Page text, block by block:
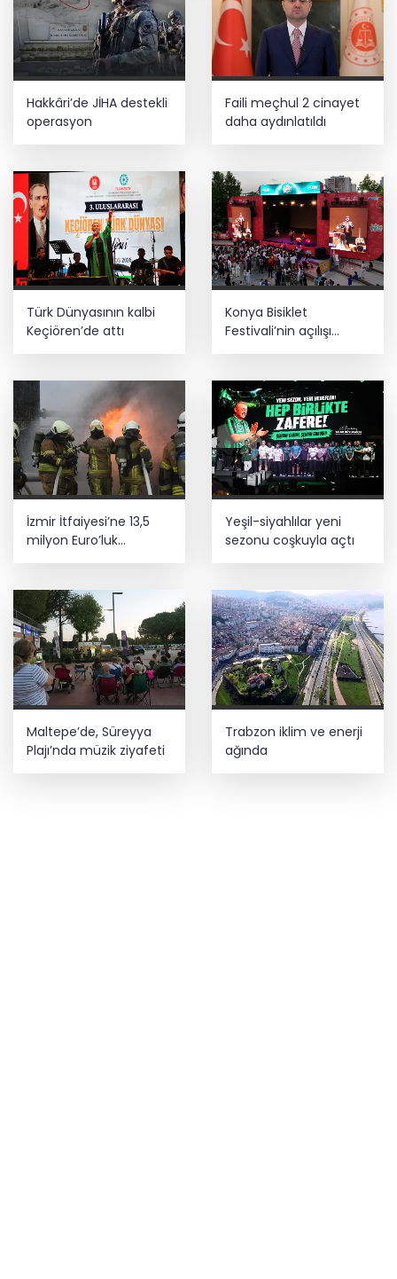
Hakkâri’de JİHA destekli
operasyon
Faili meçhul 2 cinayet
daha aydınlatıldı
Türk Dünyasının kalbi
Keçiören’de attı
Konya Bisiklet
Festivali’nin açılışı
İzmir İtfaiyesi’ne 13,5
milyon Euro’luk
teknoloji yatırımı
Yeşil-siyahlılar yeni
sezonu coşkuyla açtı
Maltepe’de, Süreyya
Plajı’nda müzik ziyafeti
Trabzon iklim ve enerji
ağında